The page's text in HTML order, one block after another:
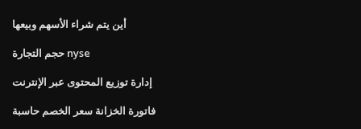
أين يتم شراء الأسهم وبيعها
حجم التجارة nyse
إدارة توزيع المحتوى عبر الإنترنت
فاتورة الخزانة سعر الخصم حاسبة